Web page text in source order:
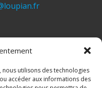
utilisons des technologies
accéder aux informations des